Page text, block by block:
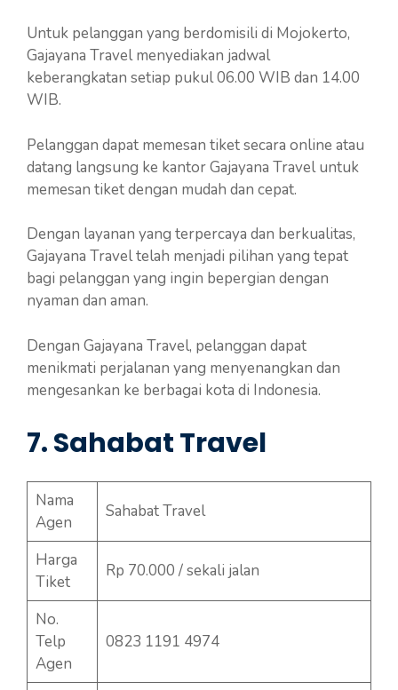
Untuk pelanggan yang berdomisili di Mojokerto,
Gajayana Travel menyediakan jadwal
keberangkatan setiap pukul 06.00 WIB dan 14.00
WIB.
Pelanggan dapat memesan tiket secara online atau
datang langsung ke kantor Gajayana Travel untuk
memesan tiket dengan mudah dan cepat.
Dengan layanan yang terpercaya dan berkualitas,
Gajayana Travel telah menjadi pilihan yang tepat
bagi pelanggan yang ingin bepergian dengan
nyaman dan aman.
Dengan Gajayana Travel, pelanggan dapat
menikmati perjalanan yang menyenangkan dan
mengesankan ke berbagai kota di Indonesia.
7. Sahabat Travel
Nama
Agen
Sahabat Travel
Harga
Tiket
Rp 70.000 / sekali jalan
No.
Telp
Agen
0823 1191 4974